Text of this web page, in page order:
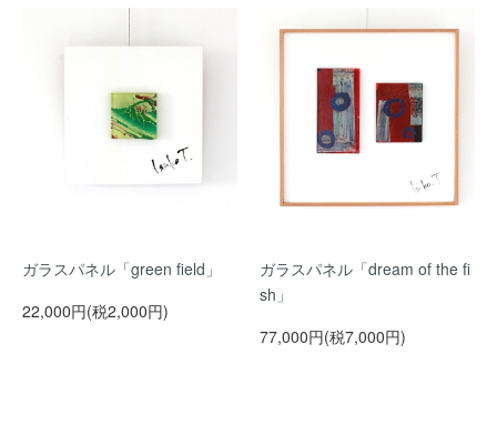
ガラスパネル「green field」
22,000円(税2,000円)
ガラスパネル「dream of the fi
sh」
77,000円(税7,000円)